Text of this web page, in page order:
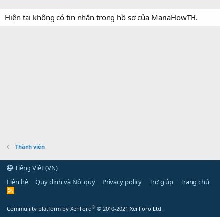
Hiện tại không có tin nhắn trong hồ sơ của MariaHowTH.
Thành viên
Tiếng Việt (VN)
Liên hệ
Quy định và Nội quy Privacy policy Trợ giúp Trang chủ
R
Community platform by XenForo® © 2010-2021 XenForo Ltd.